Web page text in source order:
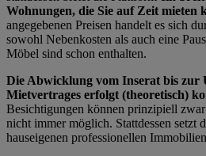
Wohnungen, die Sie auf Zeit mieten
angegebenen Preisen handelt es sich
sowohl Nebenkosten als auch eine
Möbel sind schon enthalten.
Die Abwicklung vom Inserat bis zur
Mietvertrages erfolgt (theoretisch)
Besichtigungen können prinzipiell
nicht immer möglich. Stattdessen setzt
hauseigenen professionellen